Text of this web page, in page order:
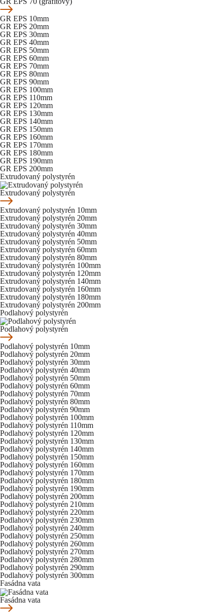
GR EPS 10mm
GR EPS 20mm
GR EPS 30mm
GR EPS 40mm
GR EPS 50mm
GR EPS 60mm
GR EPS 70mm
GR EPS 80mm
GR EPS 90mm
GR EPS 100mm
GR EPS 110mm
GR EPS 120mm
GR EPS 130mm
GR EPS 140mm
GR EPS 150mm
GR EPS 160mm
GR EPS 170mm
GR EPS 180mm
GR EPS 190mm
GR EPS 200mm
Extrudovaný polystyrén
Extrudovaný polystyrén
Extrudovaný polystyrén 10mm
Extrudovaný polystyrén 20mm
Extrudovaný polystyrén 30mm
Extrudovaný polystyrén 40mm
Extrudovaný polystyrén 50mm
Extrudovaný polystyrén 60mm
Extrudovaný polystyrén 80mm
Extrudovaný polystyrén 100mm
Extrudovaný polystyrén 120mm
Extrudovaný polystyrén 140mm
Extrudovaný polystyrén 160mm
Extrudovaný polystyrén 180mm
Extrudovaný polystyrén 200mm
Podlahový polystyrén
Podlahový polystyrén
Podlahový polystyrén 10mm
Podlahový polystyrén 20mm
Podlahový polystyrén 30mm
Podlahový polystyrén 40mm
Podlahový polystyrén 50mm
Podlahový polystyrén 60mm
Podlahový polystyrén 70mm
Podlahový polystyrén 80mm
Podlahový polystyrén 90mm
Podlahový polystyrén 100mm
Podlahový polystyrén 110mm
Podlahový polystyrén 120mm
Podlahový polystyrén 130mm
Podlahový polystyrén 140mm
Podlahový polystyrén 150mm
Podlahový polystyrén 160mm
Podlahový polystyrén 170mm
Podlahový polystyrén 180mm
Podlahový polystyrén 190mm
Podlahový polystyrén 200mm
Podlahový polystyrén 210mm
Podlahový polystyrén 220mm
Podlahový polystyrén 230mm
Podlahový polystyrén 240mm
Podlahový polystyrén 250mm
Podlahový polystyrén 260mm
Podlahový polystyrén 270mm
Podlahový polystyrén 280mm
Podlahový polystyrén 290mm
Podlahový polystyrén 300mm
Fasádna vata
Fasádna vata